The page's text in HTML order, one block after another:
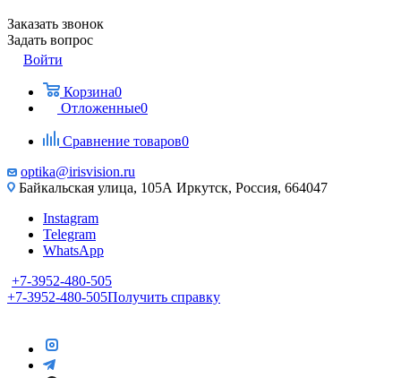
Заказать звонок
Задать вопрос
Войти
Корзина0
Отложенные0
Сравнение товаров0
optika@irisvision.ru
Байкальская улица, 105А Иркутск, Россия, 664047
Instagram
Telegram
WhatsApp
+7-3952-480-505
+7-3952-480-505Получить справку